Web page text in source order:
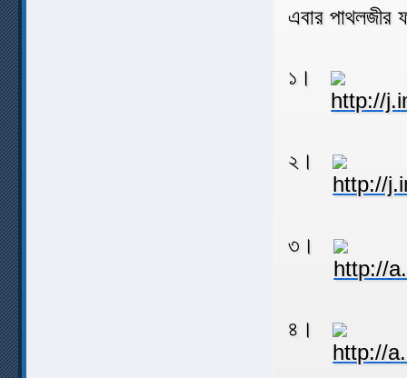
এবার পাথলজীর
১।
২।
৩।
৪।